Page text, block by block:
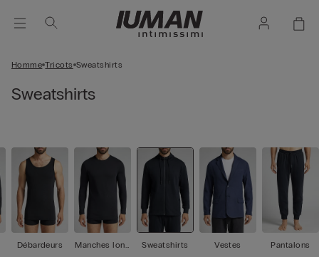
Homme Tricots Sweatshirts
Sweatshirts
Débardeurs
Manches long
Sweatshirts Vestes Pantalons